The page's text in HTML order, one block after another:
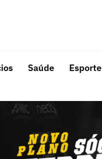
Saúde Esporte